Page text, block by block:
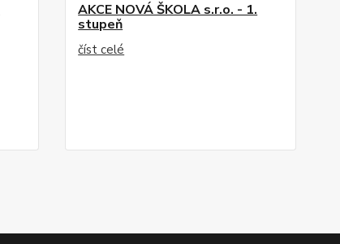
AKCE NOVÁ ŠKOLA s.r.o. - 1.
stupeň
číst celé